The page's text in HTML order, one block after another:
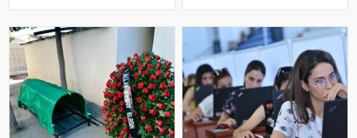
ki, Mahmud Mahmudov 50 il
olunması" ixtisası d